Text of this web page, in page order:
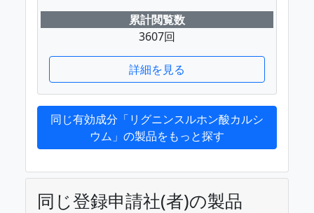
累計閲覧数
3607回
詳細を見る
同じ有効成分「リグニンスルホン酸カルシ
ウム」の製品をもっと探す
同じ登録申請社(者)の製品